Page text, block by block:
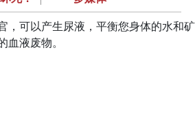
，可以产生尿液，平衡您身体的水和矿
液废物。